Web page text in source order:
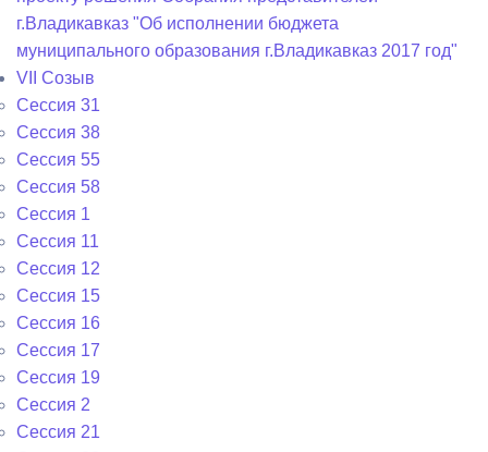
г.Владикавказ "Об исполнении бюджета
муниципального образования г.Владикавказ 2017 год"
VII Созыв
Сессия 31
Сессия 38
Сессия 55
Сессия 58
Сессия 1
Сессия 11
Сессия 12
Сессия 15
Сессия 16
Сессия 17
Сессия 19
Сессия 2
Сессия 21